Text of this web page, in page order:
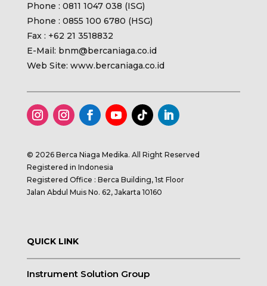
Phone : 0811 1047 038 (ISG)
Phone : 0855 100 6780 (HSG)
Fax : +62 21 3518832
E-Mail: bnm@bercaniaga.co.id
Web Site: www.bercaniaga.co.id
© 2026 Berca Niaga Medika. All Right Reserved
Registered in Indonesia
Registered Office : Berca Building, 1st Floor
Jalan Abdul Muis No. 62, Jakarta 10160
QUICK LINK
Instrument Solution Group